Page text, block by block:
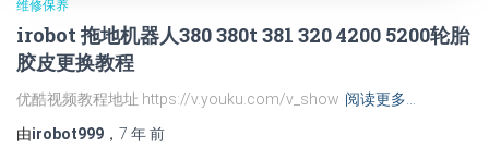
维修保养
irobot 拖地机器人380 380t 381 320 4200 5200轮胎
胶皮更换教程
优酷视频教程地址 https://v.youku.com/v_show 阅读更多…
由irobot999 ， 7 年前